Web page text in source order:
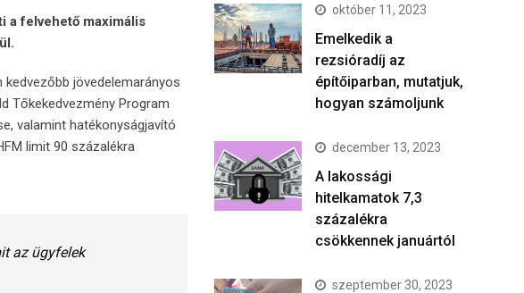
a felvehető maximális
jövedelemarányos
Tőkekedvezmény Program
valamint hatékonyságjavító
limit 90 százalékra
az ügyfelek
október 11, 2023
Emelkedik a
rezsióradíj az
építőiparban, mutatjuk,
hogyan számoljunk
december 13, 2023
A lakossági
hitelkamatok 7,3
százalékra
csökkennek januártól
szeptember 30, 2023